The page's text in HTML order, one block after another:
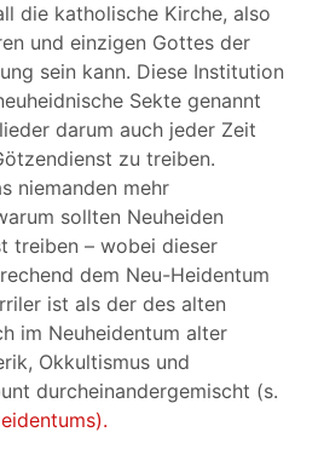
die katholische Kirche, also
und einzigen Gottes der
sein kann. Diese Institution
Sekte genannt
darum auch jeder Zeit
zu treiben.
niemanden mehr
sollten Neuheiden
treiben – wobei dieser
dem Neu-Heidentum
ist als der des alten
im Neuheidentum alter
Okkultismus und
durcheinandergemischt (s.